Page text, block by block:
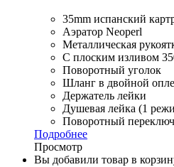
35mm испанский
Аэратор Neoperl
Металлическая
С плоским изливом
Поворотный уголок
Шланг в двойной
Держатель лейки
Душевая лейка (1
Поворотный
Подробнее
Просмотр
Вы добавили товар в